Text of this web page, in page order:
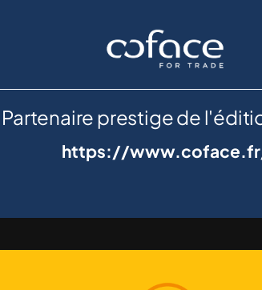
Partenaire prestige de
https://